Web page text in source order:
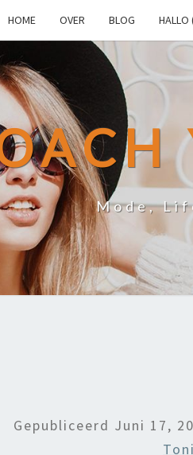
HOME OVER BLOG HALLO
Mode,
Gepubliceerd Juni 17,